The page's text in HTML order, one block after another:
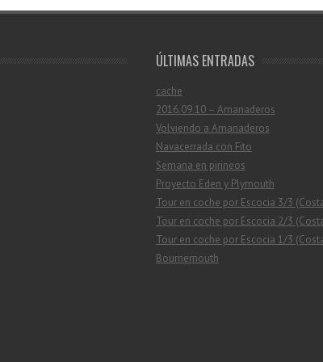
ÚLTIMAS ENTRADAS
cache
2016.09.10 – Amanaderos
Volviendo a Amanaderos
Navacerrada con Fito
Semana en pirineos
Proyecto Eden y Plymouth
Tour en coche por Escocia 3/3
Tour en coche por Escocia 2/3
Tour en coche por Escocia 1/3
Bournemouth